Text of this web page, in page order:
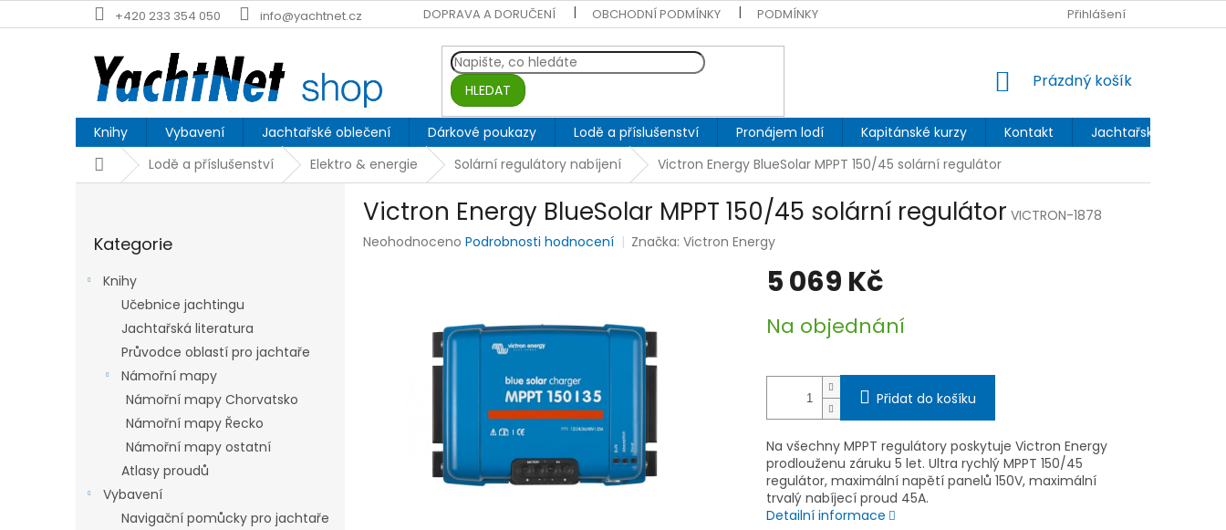
na
+420 233 354 050 info@yachtnet.cz DOPRAVA A DORUČENÍ OBCHODNÍ PODMÍNKY PODMÍNKY OCHRANY OSOBNÍCH ÚDAJŮ Přihlášení
HLEDAT
NÁKUPNÍ
Prázdný košík
Knihy Vybavení Jachtařské oblečení Dárkové poukazy Lodě a příslušenství Pronájem lodí Kapitánské kurzy Kontakt
Jachtařský blog
DomůLodě a příslušenství Elektro & energie Solární regulátory nabíjení Victron Energy BlueSolar MPPT 150/45 solární regulátor
kategorie
Kategorie
Knihy
Učebnice jachtingu
Jachtařská literatura
Průvodce oblastí pro jachtaře
Námořní mapy
Námořní mapy Chorvatsko
Námořní mapy Řecko
Námořní mapy ostatní
Atlasy proudů
Vybavení
Navigační pomůcky pro jachtaře
Victron Energy BlueSolar MPPT 150/45 solární regulátor VICTRON-1878
Průměrné
Neohodnoceno Podrobnosti hodnocení Značka:Victron Energy
5 069 Kč
cena:
Na objednání
Přidat do košíku
Na všechny MPPT regulátory poskytuje Victron Energy
prodlouženu záruku 5 let. Ultra rychlý MPPT 150/45
regulátor, maximální napětí panelů 150V, maximální
trvalý nabíjecí proud 45A.
Detailní informace